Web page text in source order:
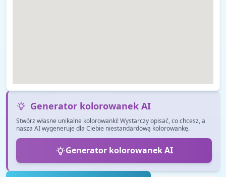
Generator kolorowanek AI
Stwórz własne unikalne kolorowanki! Wystarczy opisać, co chcesz, a
nasza AI wygeneruje dla Ciebie niestandardową kolorowankę.
Generator kolorowanek AI